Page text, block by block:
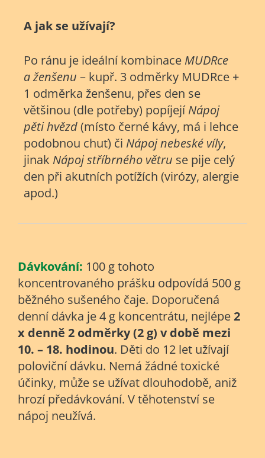
A jak se užívají?
Po ránu je ideální kombinace MUDRce
a ženšenu – kupř. 3 odměrky MUDRce +
1 odměrka ženšenu, přes den se
většinou (dle potřeby) popíjejíNápoj
pěti hvězd(místo černé kávy, má i lehce
podobnou chuť) či Nápoj nebeské víly,
jinak Nápoj stříbrného větru se pije celý
den při akutních potížích (virózy, alergie
apod.)
Dávkování: 100 g tohoto
koncentrovaného prášku odpovídá 500 g
běžného sušeného čaje. Doporučená
denní dávka je 4 g koncentrátu, nejlépe2
x denně 2 odměrky (2 g) v době mezi
10. – 18. hodinou. Děti do 12 let užívají
poloviční dávku. Nemá žádné toxické
účinky, může se užívat dlouhodobě, aniž
hrozí předávkování. V těhotenství se
nápoj neužívá.